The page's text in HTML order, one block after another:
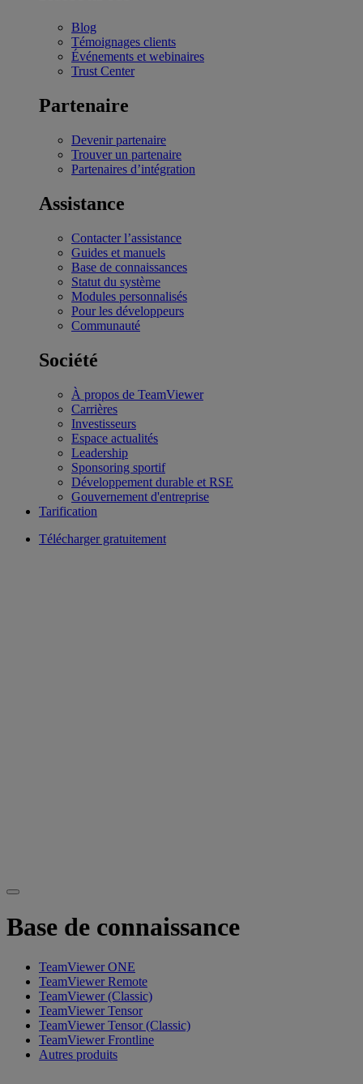
Blog
Témoignages clients
Événements et webinaires
Trust Center
Partenaire
Devenir partenaire
Trouver un partenaire
Partenaires d’intégration
Assistance
Contacter l’assistance
Guides et manuels
Base de connaissances
Statut du système
Modules personnalisés
Pour les développeurs
Communauté
Société
À propos de TeamViewer
Carrières
Investisseurs
Espace actualités
Leadership
Sponsoring sportif
Développement durable et RSE
Gouvernement d'entreprise
Tarification
Télécharger gratuitement
Base de connaissance
TeamViewer ONE
TeamViewer Remote
TeamViewer (Classic)
TeamViewer Tensor
TeamViewer Tensor (Classic)
TeamViewer Frontline
Autres produits